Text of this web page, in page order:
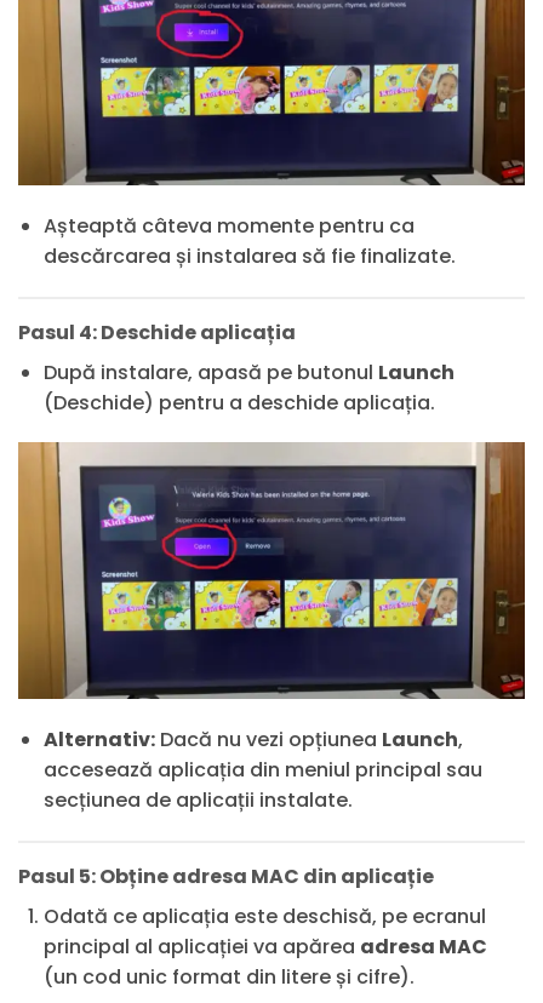
Așteaptă câteva momente pentru ca
descărcarea și instalarea să fie finalizate.
Pasul 4: Deschide aplicația
După instalare, apasă pe butonul Launch
(Deschide) pentru a deschide aplicația.
Alternativ:Dacă nu vezi opțiunea Launch,
accesează aplicația din meniul principal sau
secțiunea de aplicații instalate.
Pasul 5: Obține adresa MAC din aplicație
Odată ce aplicația este deschisă, pe ecranul
principal al aplicației va apărea adresa MAC
(un cod unic format din litere și cifre).